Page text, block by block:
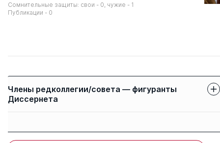
Сомнительные защиты: свои - 0, чужие - 1
Публикации - 0
Члены редколлегии/совета — фигуранты
Диссернета